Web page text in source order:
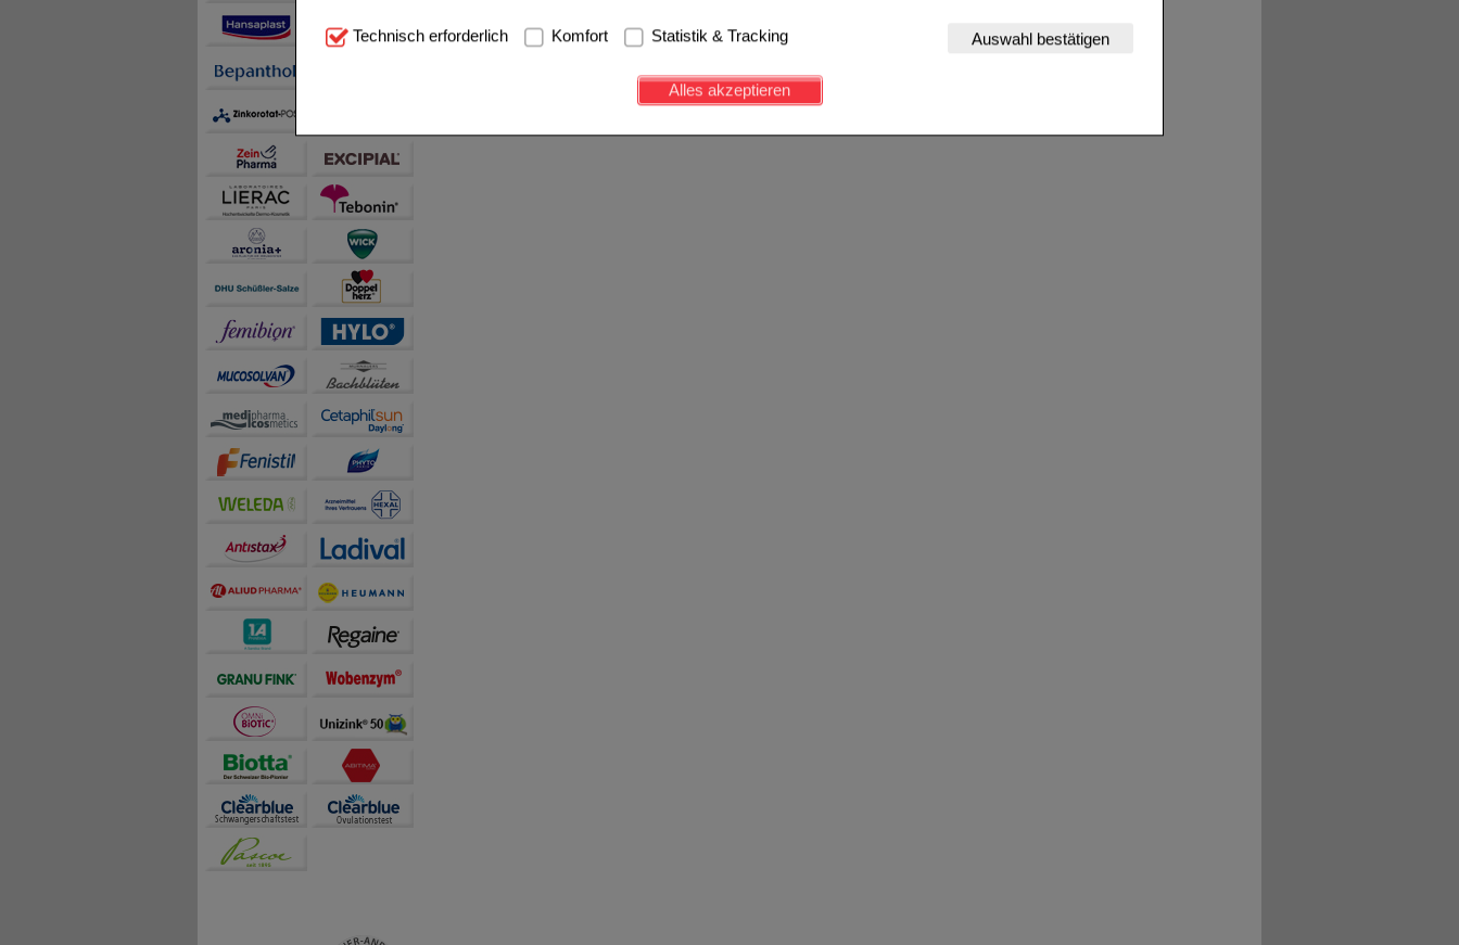
Technisch Notwendig: Hierbei handelt es sich um Cookies, die für die Grundfunktionen unserer Website
notwendig sind (z.B. Navigation, Warenkorb, Kundenkonto), weshalb auf diese nicht verzichtet werden kann.
Diese Cookies werden genutzt um das Einkaufserlebnis noch ansprechender zu gestalten,
beispielsweise für die Wiedererkennung des Besuchers oder unsere Seite an bevorzugte Verhaltensweisen (z.B.
Statistik & Tracking:
sammeln, mit deren Hilfe wir unsere Website weiter für Sie optimieren können, den Inhalt auf unserer Website aber
teilweise an Dritte wie z.B. Google oder soziale Medien übertragen werden.
Technisch erforderlich Komfort Statistik & Tracking Auswahl bestätigen
Alles akzeptieren